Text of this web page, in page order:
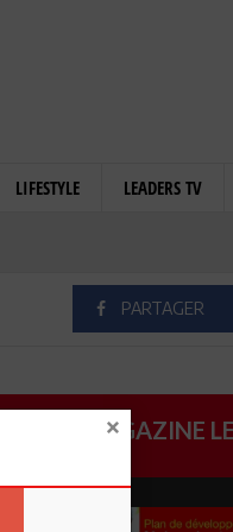
LIFESTYLE LEADERS TV
PARTAGER
MAGAZINE